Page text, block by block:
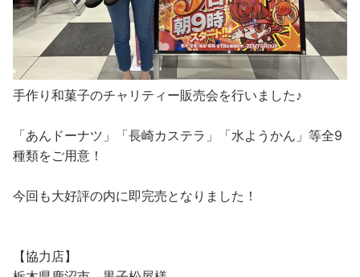
手作り和菓子のチャリティー販売会を行いました♪
「あんドーナツ」「長崎カステラ」「水ようかん」等全9
種類をご用意！
今回も大好評の内に即完売となりました！
【協力店】